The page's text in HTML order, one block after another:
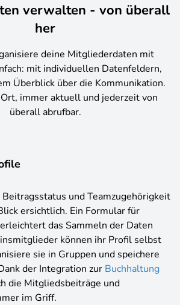
verwalten - von überall
her
deine Mitgliederdaten mit
mit individuellen Datenfeldern,
Überblick über die Kommunikation.
immer aktuell und jederzeit von
überall abrufbar.
und Teamzugehörigkeit
ersichtlich. Ein Formular für
das Sammeln der Daten
können ihr Profil selbst
sie in Gruppen und speichere
der Integration zur Buchhaltung
die Mitgliedsbeiträge und
im Griff.